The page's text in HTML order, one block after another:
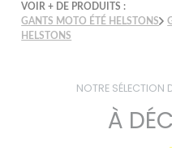
VOIR + DE PRODUITS :
GANTS MOTO ÉTÉ HELSTONS
HELSTONS
NOTRE SÉLECTION
À